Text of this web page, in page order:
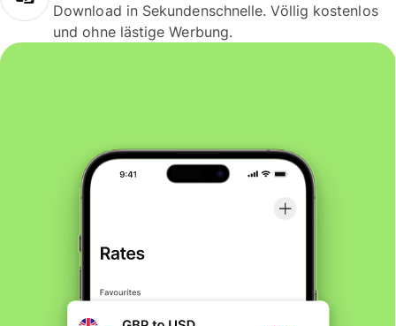
Download in Sekundenschnelle. Völlig kostenlos
und ohne lästige Werbung.